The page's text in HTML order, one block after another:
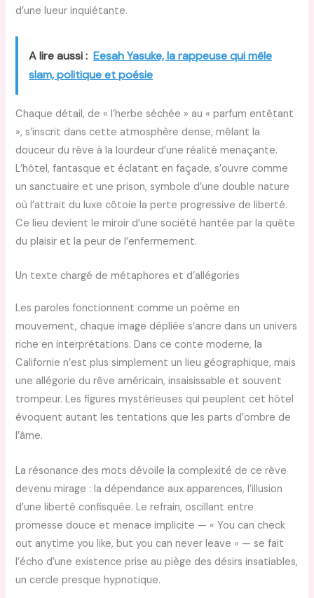
d’une lueur inquiétante.
A lire aussi : Eesah Yasuke, la rappeuse qui mêle
slam, politique et poésie
Chaque détail, de « l’herbe séchée » au « parfum entêtant
», s’inscrit dans cette atmosphère dense, mêlant la
douceur du rêve à la lourdeur d’une réalité menaçante.
L’hôtel, fantasque et éclatant en façade, s’ouvre comme
un sanctuaire et une prison, symbole d’une double nature
où l’attrait du luxe côtoie la perte progressive de liberté.
Ce lieu devient le miroir d’une société hantée par la quête
du plaisir et la peur de l’enfermement.
Un texte chargé de métaphores et d’allégories
Les paroles fonctionnent comme un poème en
mouvement, chaque image dépliée s’ancre dans un univers
riche en interprétations. Dans ce conte moderne, la
Californie n’est plus simplement un lieu géographique, mais
une allégorie du rêve américain, insaisissable et souvent
trompeur. Les figures mystérieuses qui peuplent cet hôtel
évoquent autant les tentations que les parts d’ombre de
l’âme.
La résonance des mots dévoile la complexité de ce rêve
devenu mirage : la dépendance aux apparences, l’illusion
d’une liberté confisquée. Le refrain, oscillant entre
promesse douce et menace implicite — « You can check
out anytime you like, but you can never leave » — se fait
l’écho d’une existence prise au piège des désirs insatiables,
un cercle presque hypnotique.